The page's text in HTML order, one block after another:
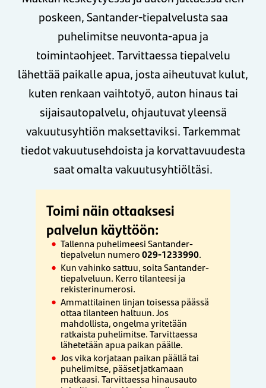
poskeen, Santander-tiepalvelusta saa
puhelimitse neuvonta-apua ja
toimintaohjeet. Tarvittaessa tiepalvelu
lähettää paikalle apua, josta aiheutuvat kulut,
kuten renkaan vaihtotyö, auton hinaus tai
sijaisautopalvelu, ohjautuvat yleensä
vakuutusyhtiön maksettaviksi. Tarkemmat
tiedot vakuutusehdoista ja korvattavuudesta
saat omalta vakuutusyhtiöltäsi.
Toimi näin ottaaksesi
palvelun käyttöön:
Tallenna puhelimeesi Santander-
tiepalvelun numero029-1233990.
Kun vahinko sattuu, soita Santander-
tiepalveluun. Kerro tilanteesi ja
rekisterinumerosi.
Ammattilainen linjan toisessa päässä
ottaa tilanteen haltuun. Jos
mahdollista, ongelma yritetään
ratkaista puhelimitse. Tarvittaessa
lähetetään apua paikan päälle.
Jos vika korjataan paikan päällä tai
puhelimitse, pääset jatkamaan
matkaasi. Tarvittaessa hinausauto